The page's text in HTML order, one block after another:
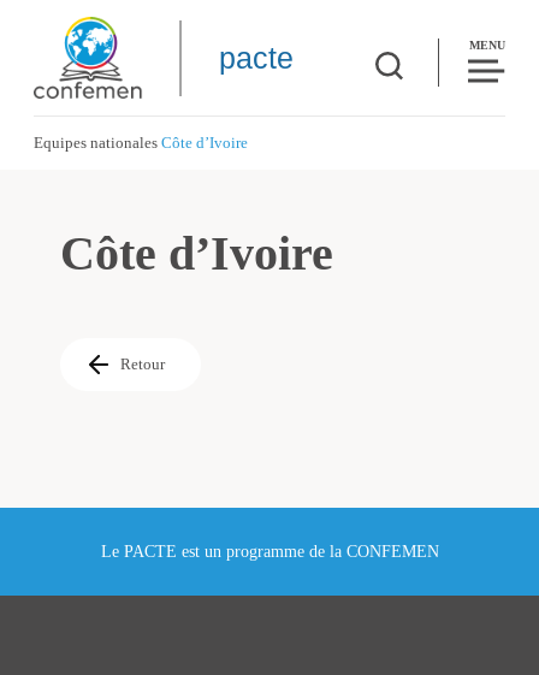
pacte MENU
Equipes nationales Côte d’Ivoire
Côte d’Ivoire
Retour
Le PACTE est un programme de la CONFEMEN